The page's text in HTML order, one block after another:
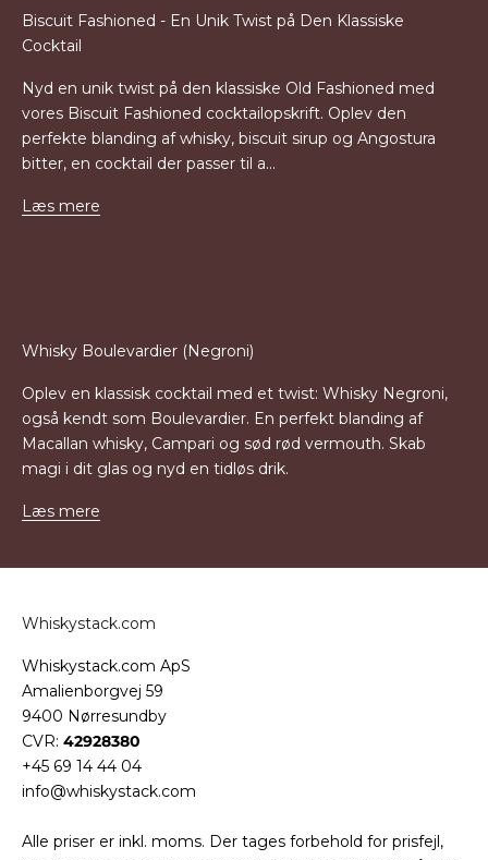
Biscuit Fashioned - En Unik Twist på Den Klassiske
Cocktail
Nyd en unik twist på den klassiske Old Fashioned med
vores Biscuit Fashioned cocktailopskrift. Oplev den
perfekte blanding af whisky, biscuit sirup og Angostura
bitter, en cocktail der passer til a...
Læs mere
Whisky Boulevardier (Negroni)
Oplev en klassisk cocktail med et twist: Whisky Negroni,
også kendt som Boulevardier. En perfekt blanding af
Macallan whisky, Campari og sød rød vermouth. Skab
magi i dit glas og nyd en tidløs drik.
Læs mere
Whiskystack.com
Whiskystack.com ApS
Amalienborgvej 59
9400 Nørresundby
CVR: 42928380
+45 69 14 44 04
info@whiskystack.com
Alle priser er inkl. moms. Der tages forbehold for prisfejl,